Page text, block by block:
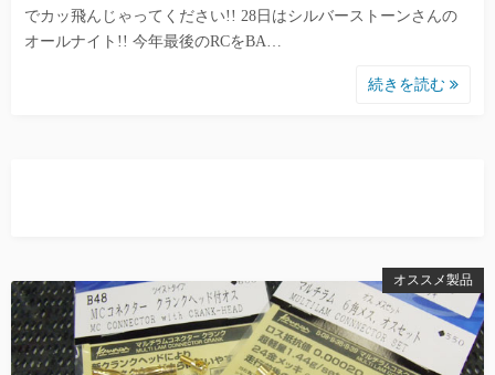
でカッ飛んじゃってください!! 28日はシルバーストーンさんの
オールナイト!! 今年最後のRCをBA…
続きを読む
オススメ製品